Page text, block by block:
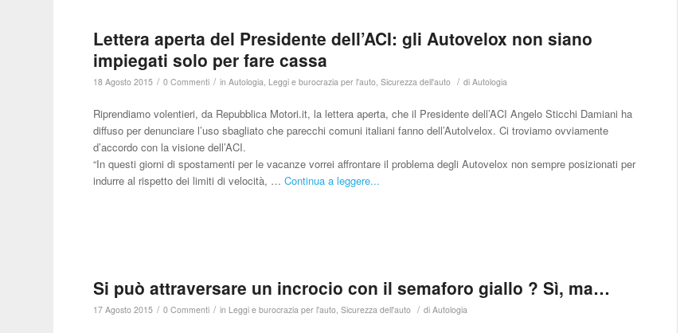
Lettera aperta del Presidente dell’ACI: gli Autovelox non siano
impiegati solo per fare cassa
18 Agosto 2015 / 0 Commenti / inAutologia, Leggi e burocrazia per l'auto,Sicurezza dell'auto / diAutologia
Riprendiamo volentieri, da Repubblica Motori.it, la lettera aperta, che il Presidente dell’ACI Angelo Sticchi Damiani ha
diffuso per denunciare l’uso sbagliato che parecchi comuni italiani fanno dell’Autolvelox. Ci troviamo ovviamente
d’accordo con la visione dell’ACI.
“In questi giorni di spostamenti per le vacanze vorrei affrontare il problema degli Autovelox non sempre posizionati per
indurre al rispetto dei limiti di velocità, …Continua a leggere...
Si può attraversare un incrocio con il semaforo giallo ? Sì, ma…
17 Agosto 2015 / 0 Commenti / in Leggi e burocrazia per l'auto,Sicurezza dell'auto / diAutologia